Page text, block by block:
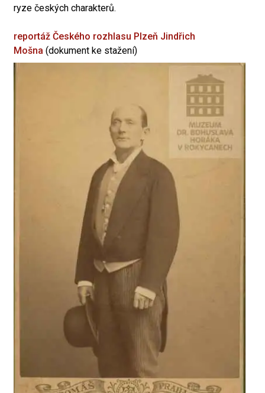
ryze českých charakterů.
reportáž Českého rozhlasu Plzeň Jindřich
Mošna (dokument ke stažení)